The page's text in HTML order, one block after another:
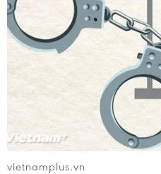
vietnamplus.vn